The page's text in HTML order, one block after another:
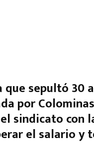
sepultó 30
por
sindicato con
el salario y